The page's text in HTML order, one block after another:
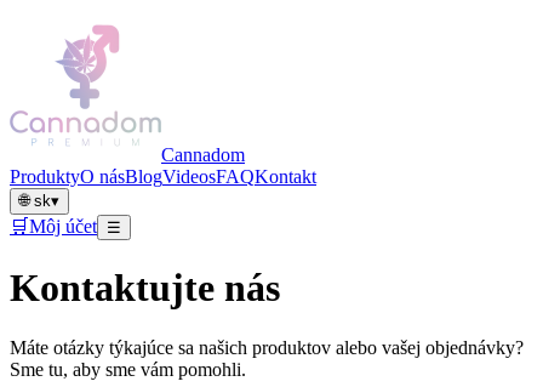
Cannadom
ProduktyO násBlogVideosFAQKontakt
🌐sk▾
🛒Môj účet ☰
Kontaktujte nás
Máte otázky týkajúce sa našich produktov alebo vašej objednávky?
Sme tu, aby sme vám pomohli.